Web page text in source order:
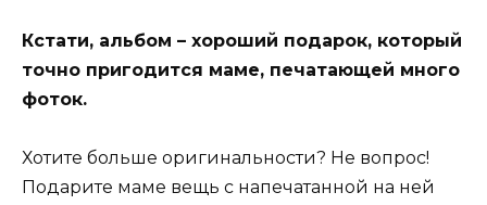
Кстати, альбом – хороший подарок, который
точно пригодится маме, печатающей много
фоток.
Хотите больше оригинальности? Не вопрос!
Подарите маме вещь с напечатанной на ней